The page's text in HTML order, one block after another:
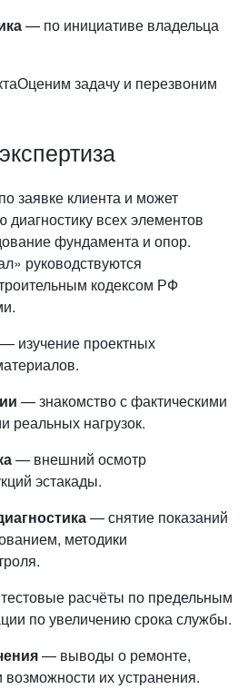
— по инициативе владельца
Оценим задачу и перезвоним
заявке клиента и может
диагностику всех элементов
фундамента и опор.
руководствуются
кодексом РФ
— изучение проектных
— знакомство с фактическими
реальных нагрузок.
— внешний осмотр
эстакады.
— снятие показаний
методики
расчёты по предельным
по увеличению срока службы.
— выводы о ремонте,
их устранения.